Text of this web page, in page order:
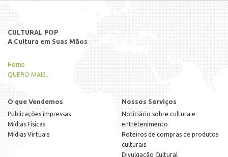
CULTURAL POP
A Cultura em Suas Mãos
Home
QUERO MAIS...
O que Vendemos
Publicações impressas
Mídias Físicas
Mídias Virtuais
Nossos Serviços
Noticiário sobre cultura e
entretenimento
Roteiros de compras de produtos
culturais
Divulgação Cultural